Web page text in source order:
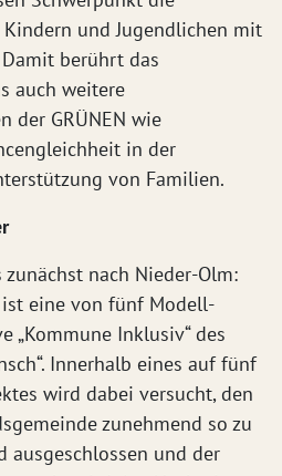
und Jugendlichen mit
berührt das
auch weitere
der GRÜNEN wie
in der
von Familien.
nach Nieder-Olm:
ist eine von fünf Modell-
„Kommune Inklusiv“ des
Innerhalb eines auf fünf
wird dabei versucht, den
zunehmend so zu
ausgeschlossen und der